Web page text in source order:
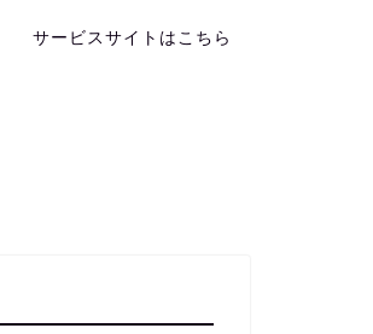
サービスサイトはこちら